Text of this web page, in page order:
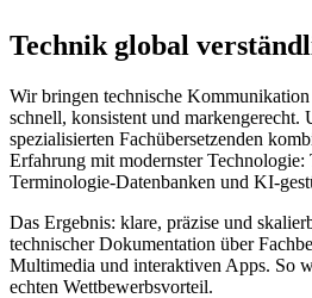
Technik global
Wir bringen technische
schnell, konsistent und markengerecht.
spezialisierten Fachübersetzenden
Erfahrung mit modernster Technologie:
Terminologie-Datenbanken und KI-
Das Ergebnis: klare, präzise und
technischer Dokumentation über
Multimedia und interaktiven Apps. So
echten Wettbewerbsvorteil.